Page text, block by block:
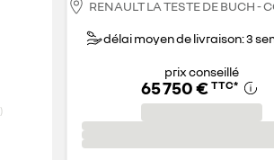
)
délai moyen de livraison: 3
prix conseillé
65 750 € TTC*